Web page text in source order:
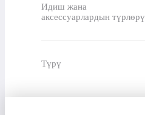
Идиш жана
аксессуарлардын түрлөрү
Түрү